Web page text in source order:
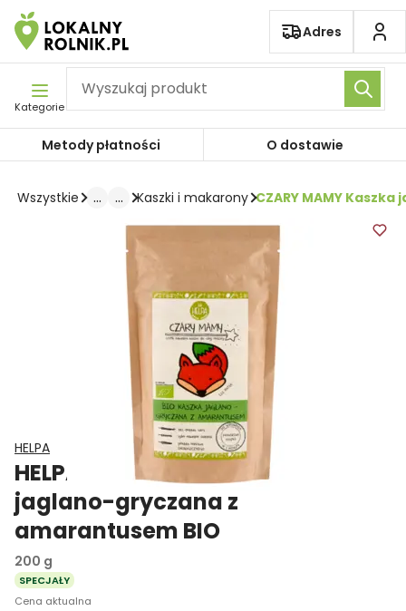
Pomiń nawigację
Adres
Kategorie
Metody płatności O dostawie
Wszystkie ... ... Kaszki i makarony CZARY MAMY
HELPA
HELPA CZARY MAMY Kaszka
jaglano-gryczana z
amarantusem BIO
200 g
SPECJAŁY
Cena aktualna